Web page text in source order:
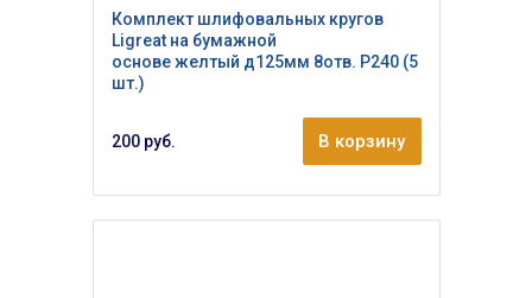
Комплект шлифовальных кругов
Ligreat на бумажной
основе желтый д125мм 8отв. Р240 (5
шт.)
200 руб. В корзину